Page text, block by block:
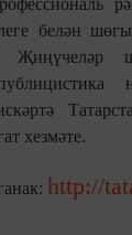
белән
хезмәте.
http://